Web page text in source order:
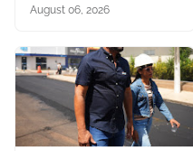
August 06, 2026